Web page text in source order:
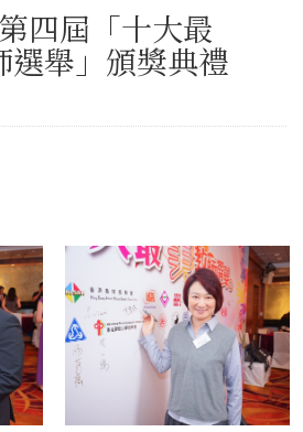
四屆「十大最
選舉」頒獎典禮